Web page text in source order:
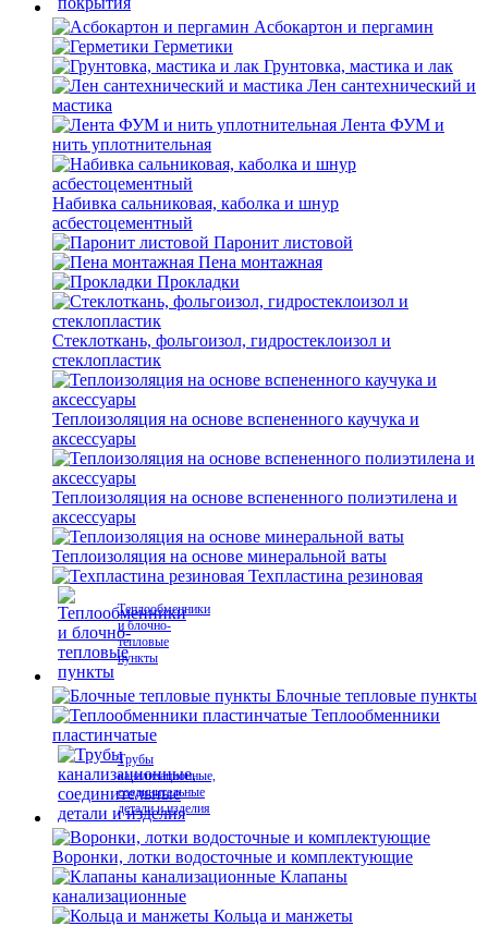
Асбокартон и пергамин
Герметики
Грунтовка, мастика и лак
Лен сантехнический и
мастика
Лента ФУМ и
нить уплотнительная
Набивка сальниковая, каболка и шнур
асбестоцементный
Паронит листовой
Пена монтажная
Прокладки
Стеклоткань, фольгоизол, гидростеклоизол и
стеклопластик
Теплоизоляция на основе вспененного каучука и
аксессуары
Теплоизоляция на основе вспененного полиэтилена и
аксессуары
Теплоизоляция на основе минеральной ваты
Техпластина резиновая
Теплообменники
и блочно-
тепловые
пункты
Блочные тепловые пункты
Теплообменники
пластинчатые
Трубы
канализационные,
соединительные
детали и изделия
Воронки, лотки водосточные и комплектующие
Клапаны
канализационные
Кольца и манжеты